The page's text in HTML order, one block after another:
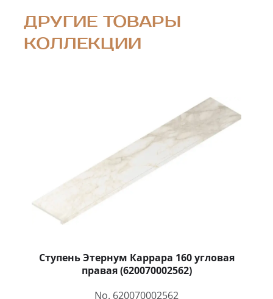
ДРУГИЕ ТОВАРЫ
КОЛЛЕКЦИИ
Ступень Этернум Каррара 160 угловая
правая (620070002562)
No. 620070002562